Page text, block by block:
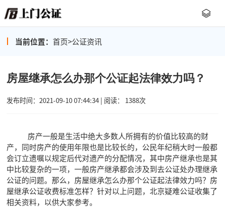
当前位置： 首页>公证资讯
房屋继承怎么办那个公证起法律效力吗？
发布时间：2021-09-10 07:44:34 | 阅读： 1388次
房产一般是生活中绝大多数人所拥有的价值比较高的财
产，同时房产的使用年限也是比较长的，公民年纪稍大时一般都
会订立遗嘱以规定后代对遗产的分配情况，其中房产继承也是其
中比较复杂的一项，一般房产继承都会涉及到去公证处办理继承
公证的问题。那么，房屋继承怎么办那个公证起法律效力吗？房
屋继承公证收费标准怎样？针对以上问题，北京疑难公证收集了
相关资料，以供大家参考。